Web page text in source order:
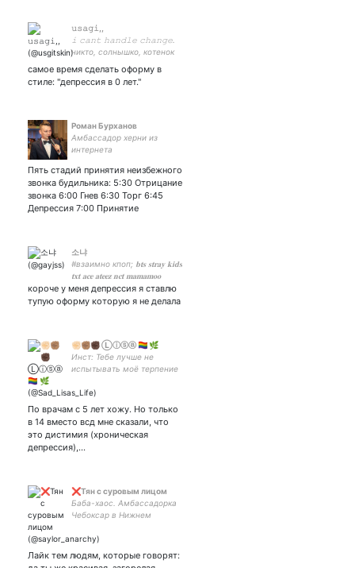
𝚞𝚜𝚊𝚐𝚒,,
𝚒 𝚌𝚊𝚗𝚝 𝚑𝚊𝚗𝚍𝚕𝚎 𝚌𝚑𝚊𝚗𝚐𝚎.
никто, солнышко, котенок
меня как хочешь, но я
привыкла когда меня зовут
самое время сделать оформу в
стиле: "депрессия в 0 лет."
Роман Бурханов
Амбассадор херни из
интернета
Пять стадий принятия неизбежного
звонка будильника: 5:30 Отрицание
звонка 6:00 Гнев 6:30 Торг 6:45
Депрессия 7:00 Принятие
소냐
#взаимно кпоп; 𝐛𝐭𝐬 𝐬𝐭𝐫𝐚𝐲 𝐤𝐢𝐝𝐬
𝐭𝐱𝐭 𝐚𝐜𝐞 𝐚𝐭𝐞𝐞𝐳 𝐧𝐜𝐭 𝐦𝐚𝐦𝐚𝐦𝐨𝐨
𝐛𝐥𝐚𝐜𝐤𝐩𝐢𝐧𝐤; inst:pojisoo
короче у меня депрессия я ставлю
тупую оформу которую я не делала
✊🏻✊🏽✊🏿 Ⓛⓘⓢⓐ 🏳‍🌈 🌿
Инст: Тебе лучше не
испытывать моё терпение
По врачам с 5 лет хожу. Но только
в 14 вместо всд мне сказали, что
это дистимия (хроническая
депрессия),…
❌Тян с суровым лицом
Баба-хаос. Амбассадорка
Чебоксар в Нижнем
Лайк тем людям, которые говорят: